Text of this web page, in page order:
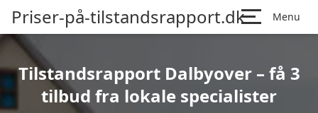
Priser-på-tilstandsrapport.dk Menu
Tilstandsrapport Dalbyover – få 3
tilbud fra lokale specialister